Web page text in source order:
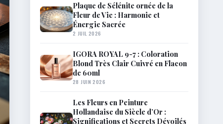
Plaque de Sélénite ornée de la
Fleur de Vie : Harmonie et
Énergie Sacrée
2 JUIL 2026
IGORA ROYAL 9-7 : Coloration
Blond Très Clair Cuivré en Flacon
de 60ml
28 JUIN 2026
Les Fleurs en Peinture
Hollandaise du Siècle d’Or :
Significations et Secrets Dévoilés